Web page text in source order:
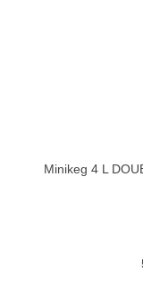
Minikeg 4 L